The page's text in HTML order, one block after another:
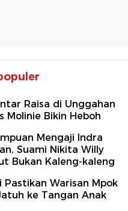
Raisa di Unggahan
Molinie Bikin Heboh
Mengaji Indra
Suami Nikita Willy
Bukan Kaleng-kaleng
Pastikan Warisan Mpok
ke Tangan Anak